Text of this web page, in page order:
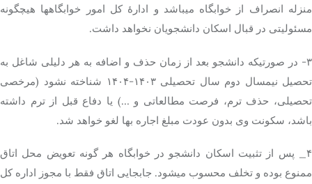
منزله انصراف از خوابگاه میباشد و ادارۀ کل امور خوابگاهها هیچگونه
مسئولیتی در قبال اسکان دانشجویان نخواهد داشت.
۳- در صورتیکه دانشجو بعد از زمان حذف و اضافه به هر دلیلی شاغل به
تحصیل نیمسال دوم سال تحصیلی ۱۴۰۳-۱۴۰۴ شناخته نشود (مرخصی
تحصیلی، حذف ترم، فرصت مطالعاتی و …) یا دفاع قبل از ترم داشته
باشد، سکونت وی بدون عودت مبلغ اجاره بها لغو خواهد شد.
۴_ پس از تثبیت اسکان دانشجو در خوابگاه هر گونه تعویض محل اتاق
ممنوع بوده و تخلف محسوب میشود. جابجایی اتاق فقط با مجوز اداره کل